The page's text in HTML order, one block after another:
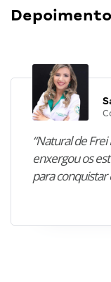
“Natural de Frei
enxergou os
para conquistar